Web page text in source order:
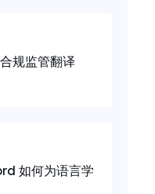
规监管翻译
如何为语言学